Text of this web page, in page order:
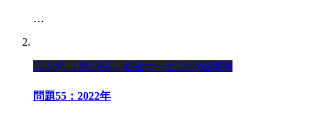
…
2022年（第25回）福祉サービスの知識等
問題55：2022年